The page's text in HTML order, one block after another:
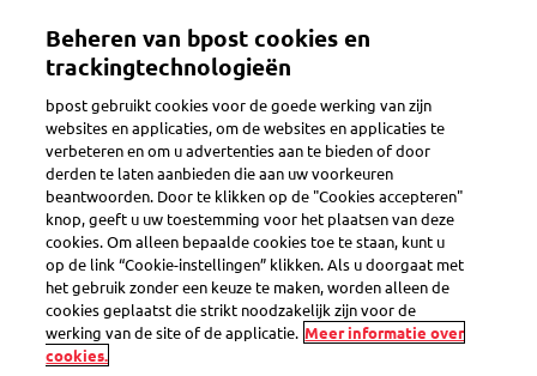
inhoud
Toggle navigation
Search
Beveiligde levering
vragen
Beheren van bpost cookies en
trackingtechnologieën
bpost gebruikt cookies voor de goede werking van zijn
websites en applicaties, om de websites en applicaties te
verbeteren en om u advertenties aan te bieden of door
derden te laten aanbieden die aan uw voorkeuren
beantwoorden. Door te klikken op de "Cookies accepteren"
knop, geeft u uw toestemming voor het plaatsen van deze
cookies. Om alleen bepaalde cookies toe te staan, kunt u
op de link “Cookie-instellingen” klikken. Als u doorgaat met
het gebruik zonder een keuze te maken, worden alleen de
cookies geplaatst die strikt noodzakelijk zijn voor de
werking van de site of de applicatie. Meer informatie over
cookies.